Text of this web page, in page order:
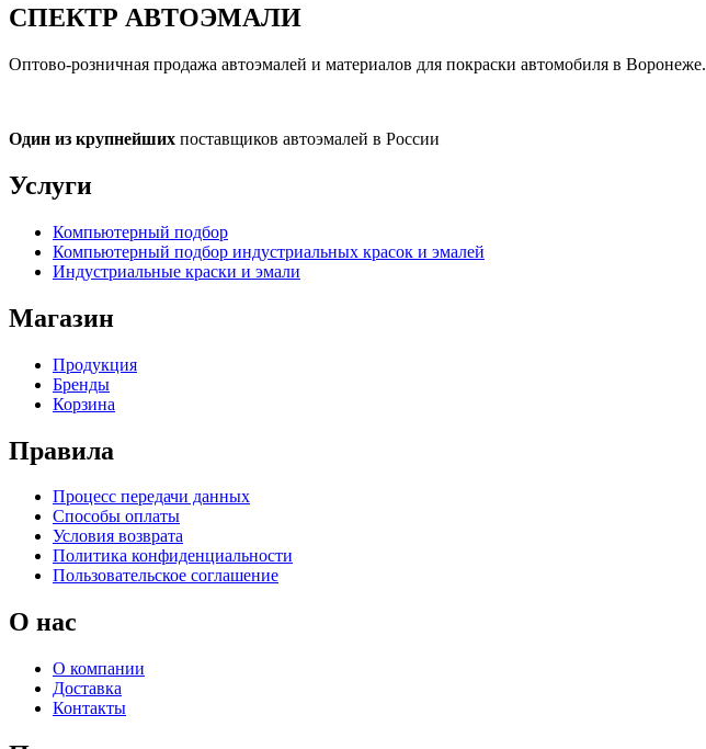
СПЕКТР АВТОЭМАЛИ
Оптово-розничная продажа автоэмалей и материалов для покраски автомобиля в Воронеже.
Один из крупнейших поставщиков автоэмалей в России
Услуги
Компьютерный подбор
Компьютерный подбор индустриальных красок и эмалей
Индустриальные краски и эмали
Магазин
Продукция
Бренды
Корзина
Правила
Процесс передачи данных
Способы оплаты
Условия возврата
Политика конфиденциальности
Пользовательское соглашение
О нас
О компании
Доставка
Контакты